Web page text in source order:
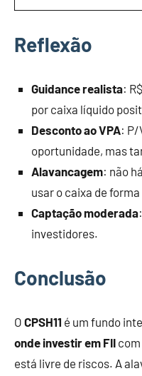
Reflexão
Guidance realista:
por caixa líquido
Desconto ao VPA: P/
oportunidade, mas
Alavancagem: não
usar o caixa de
Captação moderada
investidores.
Conclusão
O CPSH11 é um fundo
onde investir em FII
está livre de riscos. A